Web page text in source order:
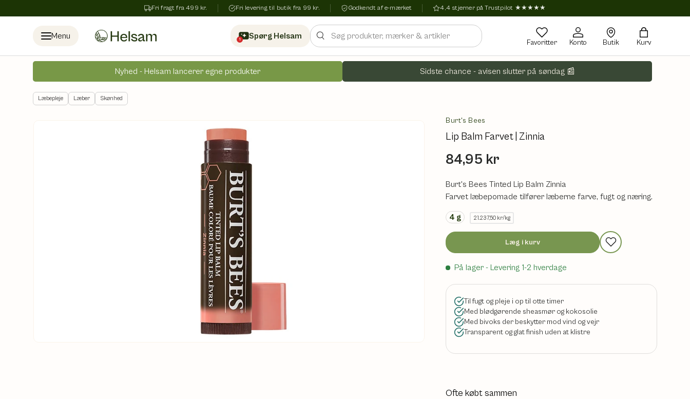
Spring til indhold
Fri fragt fra 499 kr. Fri levering til butik fra 99 kr. Godkendt af e-mærket 4,4 stjerner på Trustpilot ★★★★★
1 Spørg Helsam
Søg
Favoritter
Konto Butik Kurv
Menu
Nyhed - Helsam lancerer egne produkter Sidste chance - avisen slutter på søndag 📰
Læbepleje Læber Skønhed
Burt's Bees
Lip Balm Farvet | Zinnia
84,95 kr
Burt's Bees Tinted Lip Balm Zinnia
Farvet læbepomade tilfører læberne farve, fugt og næring.
4 g 21.237,50 kr/kg
Læg i kurv
På lager - Levering 1-2 hverdage
Til fugt og pleje i op til otte timer
Med blødgørende sheasmør og kokosolie
Med bivoks der beskytter mod vind og vejr
Transparent og glat finish uden at klistre
Ofte købt sammen